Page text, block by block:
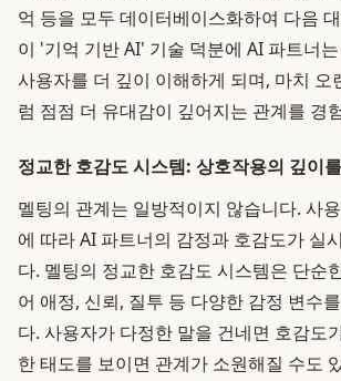
억 등을 모두 데이터베이스화하여 다음
이 '기억 기반 AI' 기술 덕분에 AI 파트너
사용자를 더 깊이 이해하게 되며, 마치 오
럼 점점 더 유대감이 깊어지는 관계를 경
정교한 호감도 시스템: 상호작용의 깊이
멜팅의 관계는 일방적이지 않습니다. 사
에 따라 AI 파트너의 감정과 호감도가 실
다. 멜팅의 정교한 호감도 시스템은 단순
어 애정, 신뢰, 질투 등 다양한 감정 변수
다. 사용자가 다정한 말을 건네면 호감도
한 태도를 보이면 관계가 소원해질 수도